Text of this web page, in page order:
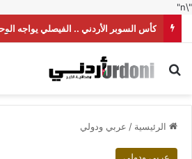
"\n"
بحث عن
الرئيسية / عربي ودولي